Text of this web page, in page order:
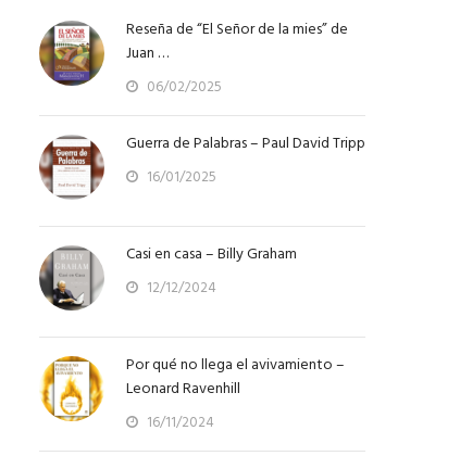
Reseña de “El Señor de la mies” de
Juan …
06/02/2025
Guerra de Palabras – Paul David Tripp
16/01/2025
Casi en casa – Billy Graham
12/12/2024
Por qué no llega el avivamiento –
Leonard Ravenhill
16/11/2024